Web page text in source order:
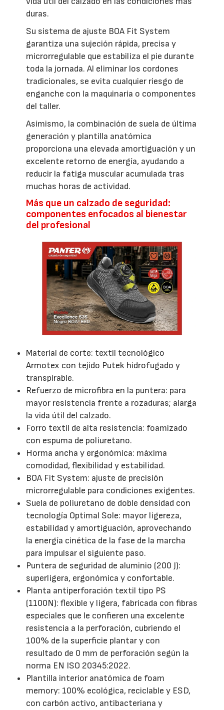
duras.
Su sistema de ajuste BOA Fit System
garantiza una sujeción rápida, precisa y
microrregulable que estabiliza el pie durante
toda la jornada. Al eliminar los cordones
tradicionales, se evita cualquier riesgo de
enganche con la maquinaria o componentes
del taller.
Asimismo, la combinación de suela de última
generación y plantilla anatómica
proporciona una elevada amortiguación y un
excelente retorno de energía, ayudando a
reducir la fatiga muscular acumulada tras
muchas horas de actividad.
Más que un calzado de seguridad:
componentes enfocados al bienestar
del profesional
Material de corte: textil tecnológico
Armotex con tejido Putek hidrofugado y
transpirable.
Refuerzo de microfibra en la puntera: para
mayor resistencia frente a rozaduras; alarga
la vida útil del calzado.
Forro textil de alta resistencia: foamizado
con espuma de poliuretano.
Horma ancha y ergonómica: máxima
comodidad, flexibilidad y estabilidad.
BOA Fit System: ajuste de precisión
microrregulable para condiciones exigentes.
Suela de poliuretano de doble densidad con
tecnología Optimal Sole: mayor ligereza,
estabilidad y amortiguación, aprovechando
la energía cinética de la fase de la marcha
para impulsar el siguiente paso.
Puntera de seguridad de aluminio (200 J):
superligera, ergonómica y confortable.
Planta antiperforación textil tipo PS
(1100N): flexible y ligera, fabricada con fibras
especiales que le confieren una excelente
resistencia a la perforación, cubriendo el
100% de la superficie plantar y con
resultado de 0 mm de perforación según la
norma EN ISO 20345:2022.
Plantilla interior anatómica de foam
memory: 100% ecológica, reciclable y ESD,
con carbón activo, antibacteriana y